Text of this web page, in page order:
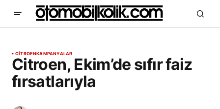
CITROENKAMPANYALAR
Citroen, Ekim’de sıfır faiz
fırsatlarıyla